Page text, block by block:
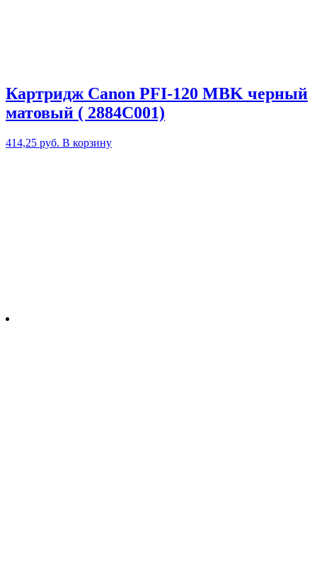
Картридж Canon PFI-120 MBK черный
матовый ( 2884C001)
414,25 руб. В корзину